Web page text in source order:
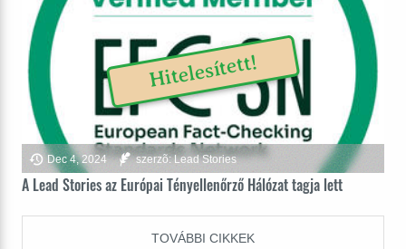
Hitelesített!
A Lead Stories az Európai Tényellenőrző Hálózat tagja lett
Dec 4, 2024 szerzõ: Lead Stories
TOVÁBBI CIKKEK